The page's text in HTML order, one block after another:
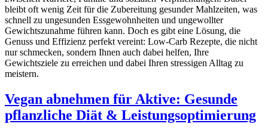
bleibt oft wenig Zeit für die Zubereitung gesunder Mahlzeiten, was
schnell zu ungesunden Essgewohnheiten und ungewollter
Gewichtszunahme führen kann. Doch es gibt eine Lösung, die
Genuss und Effizienz perfekt vereint: Low-Carb Rezepte, die nicht
nur schmecken, sondern Ihnen auch dabei helfen, Ihre
Gewichtsziele zu erreichen und dabei Ihren stressigen Alltag zu
meistern.
Vegan abnehmen für Aktive: Gesunde
pflanzliche Diät & Leistungsoptimierung